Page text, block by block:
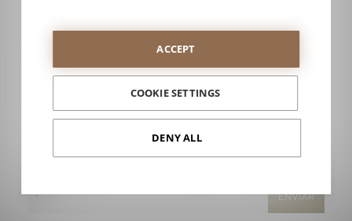
ACCEPT
COOKIE SETTINGS
DENY ALL